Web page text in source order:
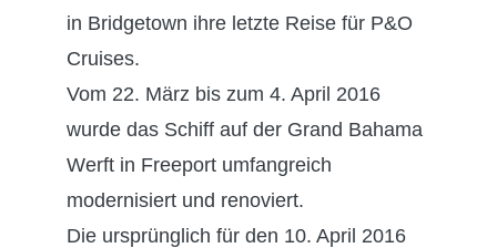
in Bridgetown ihre letzte Reise für P&O
Cruises.
Vom 22. März bis zum 4. April 2016
wurde das Schiff auf der Grand Bahama
Werft in Freeport umfangreich
modernisiert und renoviert.
Die ursprünglich für den 10. April 2016